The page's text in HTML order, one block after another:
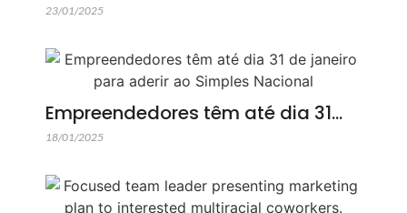
23/01/2025
Empreendedores têm até dia 31…
18/01/2025